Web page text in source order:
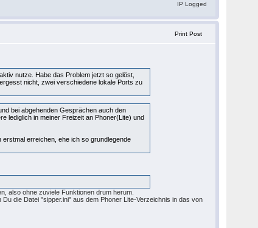
IP Logged
Print Post
nutze. Habe das Problem jetzt so gelöst,
nicht, zwei verschiedene lokale Ports zu
bei abgehenden Gesprächen auch den
lediglich in meiner Freizeit an Phoner(Lite) und
erreichen, ehe ich so grundlegende
also ohne zuviele Funktionen drum herum.
die Datei "sipper.ini" aus dem Phoner Lite-Verzeichnis in das von